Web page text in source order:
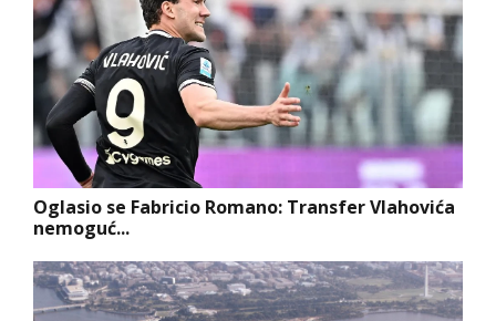
Oglasio se Fabricio Romano: Transfer Vlahovića
nemoguć...